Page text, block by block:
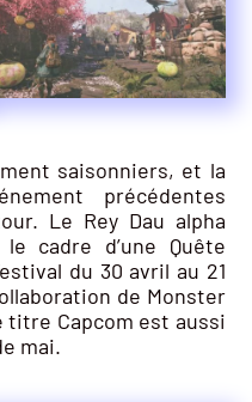
saisonniers, et la
précédentes
Le Rey Dau alpha
cadre d’une Quête
du 30 avril au 21
de Monster
titre Capcom est aussi
mai.